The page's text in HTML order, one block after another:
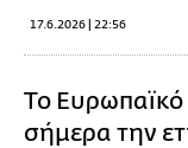
17.6.2026 | 22:56
Το Ευρωπαϊκό
σήμερα την